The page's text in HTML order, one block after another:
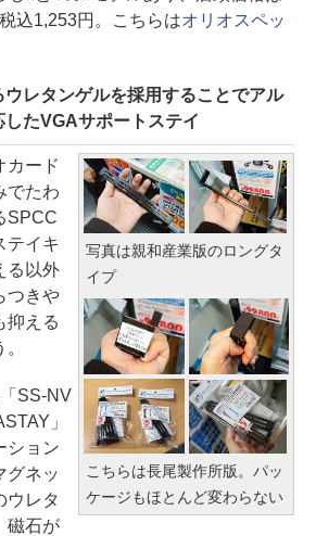
込1,253円。こちらはオリオスペッ
ウレタンゲルを採用することでアル
したVGAサポートステイ
写真は親和産業版のロングタ
イプ
こちらは長尾製作所版。パッ
ケージもほとんど変わらない
ード
でたわ
SPCC
テイキ
る以外
つきや
抑える
SS-NV
」
ション
グネッ
ウレタ
磁石が